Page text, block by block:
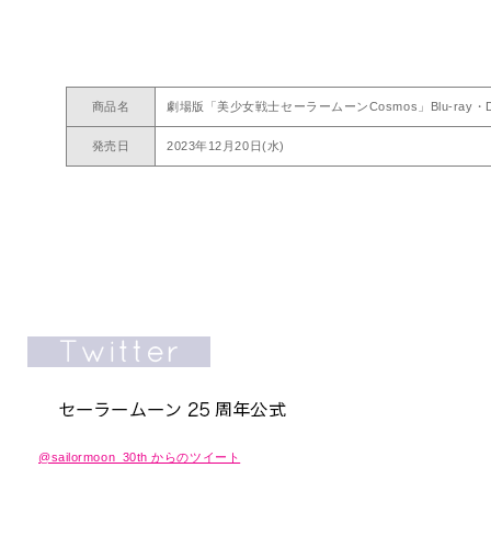
商品名 劇場版「美少女戦士セーラームーンCosmos」Blu-ray・
発売日 2023年12月20日(水)
@sailormoon_30th からのツイート